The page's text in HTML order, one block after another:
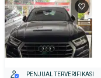
PENJUAL TERVERIFIKASI